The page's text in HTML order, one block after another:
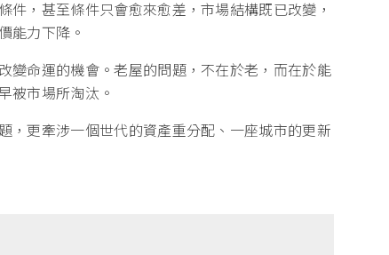
，甚至條件只會愈來愈差，市場結構既已改變，
能力下降。
變命運的機會。老屋的問題，不在於老，而在於能
被市場所淘汰。
，更牽涉一個世代的資產重分配、一座城市的更新